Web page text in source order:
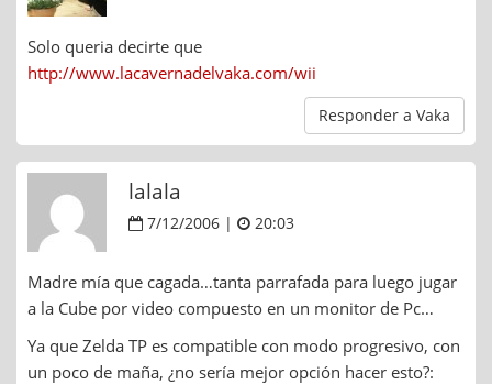
Solo queria decirte que
http://www.lacavernadelvaka.com/wii
Responder a Vaka
lalala
7/12/2006 | 20:03
Madre mía que cagada…tanta parrafada para luego jugar
a la Cube por video compuesto en un monitor de Pc…
Ya que Zelda TP es compatible con modo progresivo, con
un poco de maña, ¿no sería mejor opción hacer esto?: